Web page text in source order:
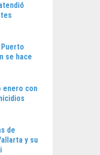
Puerto
se hace
enero con
de
y su